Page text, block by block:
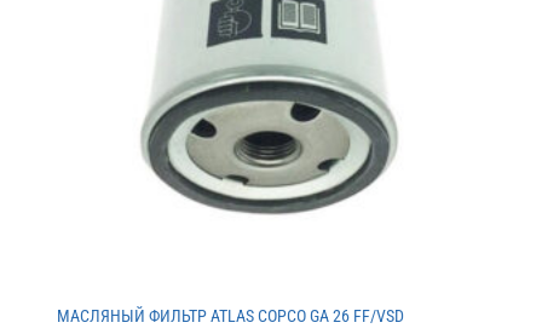
МАСЛЯНЫЙ ФИЛЬТР ATLAS COPCO GA 26 FF/VSD